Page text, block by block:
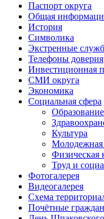
Паспорт округа
Общая
История
Символика
Экстренные
Телефоны доверия
Инвестиционная
СМИ округа
Экономика
Социальная сфера
Образование
Культура
Молодежная
Физическая
Труд и
Фотогалерея
Видеогалерея
Схема
Почётные